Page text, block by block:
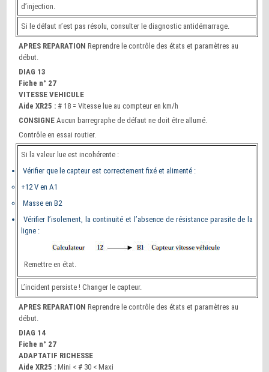
d’injection.
Si le défaut n’est pas résolu, consulter le diagnostic antidémarrage.
APRES REPARATIONReprendre le contrôle des états et paramètres au
début.
DIAG 13
Fiche n° 27
VITESSE VEHICULE
Aide XR25 :# 18 = Vitesse lue au compteur en km/h
CONSIGNEAucun barregraphe de défaut ne doit être allumé.
Contrôle en essai routier.
Si la valeur lue est incohérente :
Vérifier que le capteur est correctement fixé et alimenté :
+12 V en A1
Masse en B2
Vérifier l’isolement, la continuité et l’absence de résistance parasite de la
ligne :
Remettre en état.
L’incident persiste ! Changer le capteur.
APRES REPARATIONReprendre le contrôle des états et paramètres au
début.
DIAG 14
Fiche n° 27
ADAPTATIF RICHESSE
Aide XR25 : Mini < # 30 < Maxi